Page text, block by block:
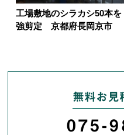
工場敷地のシラカシ50本を
強剪定 京都府長岡京市
無料お見
075-